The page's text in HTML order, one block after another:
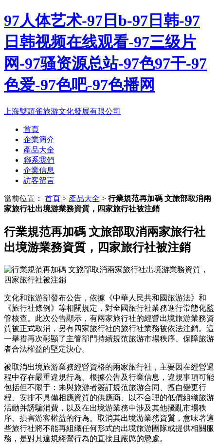
97人体艺术-97日b-97日韩-97
日韩视频在线观看-97三级片
网-97骚资源总站-97色97干-97
色爱-97色吧-97色播网
上海雙頭雀旅游文化發展有限公司
首頁
企業簡介
產品大全
聯系我們
企業信息
訪客留言
當前位置： 首頁 > 產品大全 > 行業規范再加碼 文旅部取消兩
家旅行社出境游業務資質，四家旅行社被注銷
行業規范再加碼 文旅部取消兩家旅行社
出境游業務資質，四家旅行社被注銷
文化和旅游部發布公告，依據《中華人民共和國旅游法》和
《旅行社條例》等相關規定，對全國旅行社業務進行常態化監
管核查。此次公告顯示，有兩家旅行社的經營出境旅游業務資
質被正式取消，另有四家旅行社的旅行社業務被依法注銷。這
一舉措再次彰顯了主管部門持續規范旅游市場秩序、保障旅游
者合法權益的堅定決心。
被取消出境旅游業務經營資格的兩家旅行社，主要因在經營過
程中存在嚴重違規行為。根據公告及行業信息，違規事項可能
包括但不限于：未與旅游者簽訂規范旅游合同、擅自變更行
程、安排不具備相應資質的供應商、以不合理的低價組織旅游
活動并誘騙消費，以及在出境游業務中涉及其他擾亂市場秩
序、損害游客權益的行為。取消其出境游業務資質，意味著這
些旅行社將不能再組織任何形式的出境旅游團隊或提供相關服
務，是對其違規經營行為的直接且嚴厲的懲處。